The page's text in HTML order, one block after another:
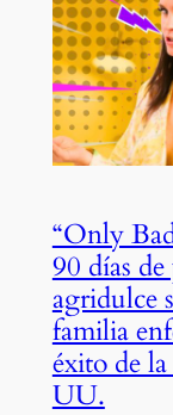
“Only
90 días
agridulce
familia
éxito de
UU.